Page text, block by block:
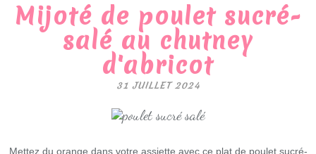
Mijoté de poulet sucré-
salé au chutney
d'abricot
31 JUILLET 2024
Mettez du orange dans votre assiette avec ce plat de poulet sucré-